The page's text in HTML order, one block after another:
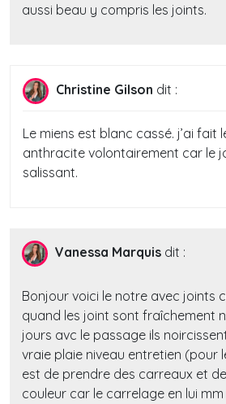
aussi beau y compris les joints.
Christine Gilson dit :
Le miens est blanc cassé. j’ai fait
anthracite volontairement car le
salissant.
Vanessa Marquis dit :
Bonjour voici le notre avec joints
quand les joint sont fraîchement
jours avc le passage ils
vraie plaie niveau entretien (pour
est de prendre des carreaux et
couleur car le carrelage en lui